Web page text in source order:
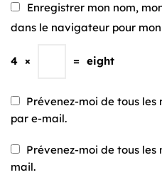
Enregistrer mon nom,
dans le navigateur pour
4 × = eight
Prévenez-moi de tous
par e-mail.
Prévenez-moi de tous
mail.